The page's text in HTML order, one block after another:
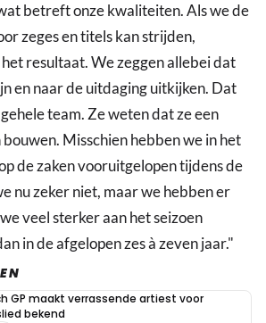
betreft onze kwaliteiten. Als we de
zeges en titels kan strijden,
resultaat. We zeggen allebei dat
en naar de uitdaging uitkijken. Dat
team. Ze weten dat ze een
Misschien hebben we in het
de zaken vooruitgelopen tijdens de
nu zeker niet, maar we hebben er
veel sterker aan het seizoen
in de afgelopen zes à zeven jaar."
GP maakt verrassende artiest voor
bekend